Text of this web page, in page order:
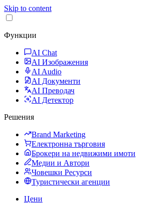
Skip to content
Функции
AI Chat
AI Изображения
AI Audio
AI Документи
AI Преводач
AI Детектор
Решения
Brand Marketing
Електронна търговия
Брокери на недвижими имоти
Медии и Автори
Човешки Ресурси
Туристически агенции
Цени